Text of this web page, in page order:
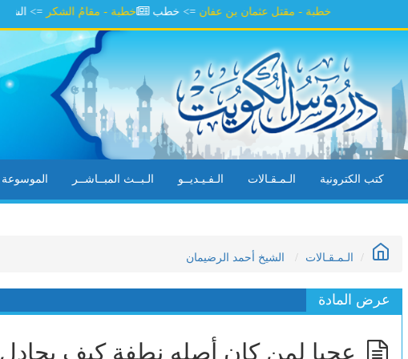
خطبة - مقامُ الشكر=> الشيخ يوسف خطبة - مقتل عثمان بن عفان => خطب
كتب الكترونية الـمـقـالات الـفـيـديــو الـبــث المبــاشــر الموسوعة
الـمـقـالات الشيخ أحمد الرضيمان
عرض المادة
عجبا لمن كان أصله نطفة كيف